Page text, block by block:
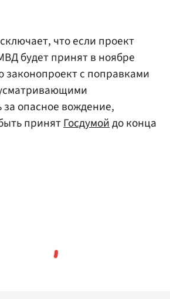
что если проект
будет принят в ноябре
законопроект с поправками
за опасное вождение,
принятГосдумойдо конца